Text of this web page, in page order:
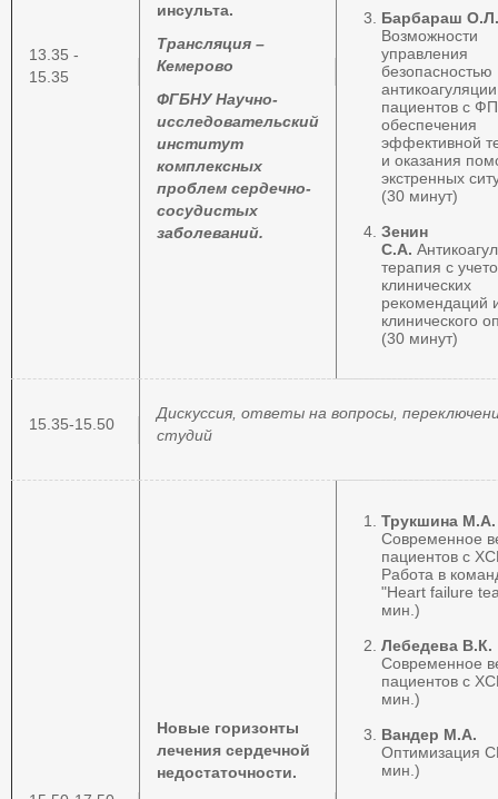
13.35 -
15.35
инсульта.
Трансляция –
Кемерово
ФГБНУ Научно-
исследовательский
институт
комплексных
проблем сердечно-
сосудистых
заболеваний.
Барбараш О.Л.
Возможности
управления
безопасностью
пациентов с
обеспечения
эффективной
и оказания
экстренных
(30 минут)
Зенин
С.А.
терапия с
клинических
рекомендаций
клинического
(30 минут)
15.35-15.50
Дискуссия, ответы на вопросы,
студий
Новые горизонты
лечения сердечной
недостаточности.
Трукшина М.А.
Современное
пациентов с
Работа в
"Heart failure
мин.)
Лебедева В.К.
Современное
пациентов с
мин.)
Вандер М.А.
Оптимизация
мин.)